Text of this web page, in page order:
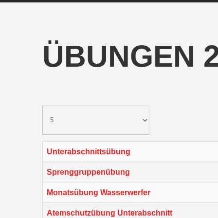
ÜBUNGEN
Unterabschnittsübung
Sprenggruppenübung
Monatsübung Wasserwerfer
Atemschutzübung Unterabschnitt